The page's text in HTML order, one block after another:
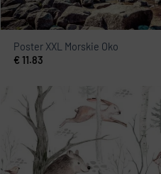
Poster XXL Morskie Oko
€ 11.83